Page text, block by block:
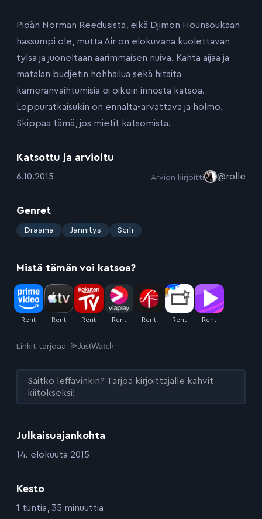
Julkaisuajankohta
:14. elokuuta 2015
Kesto
:1 tuntia, 35 minuuttia
Pidän Norman Reedusista, eikä Djimon Hounsoukaan
hassumpi ole, mutta Air on elokuvana kuolettavan
tylsä ja juoneltaan äärimmäisen nuiva. Kahta äijää ja
matalan budjetin hohhailua sekä hitaita
kameranvaihtumisia ei oikein innosta katsoa.
Loppuratkaisukin on ennalta-arvattava ja hölmö.
Skippaa tämä, jos mietit katsomista.
Katsottu ja arvioitu
:6.10.2015 Arvion kirjoitti @rolle
Genret
: Draama Jännitys Scifi
Mistä tämän voi katsoa?
Linkit tarjoaa
Saitko leffavinkin? Tarjoa kirjoittajalle kahvit
kiitokseksi!